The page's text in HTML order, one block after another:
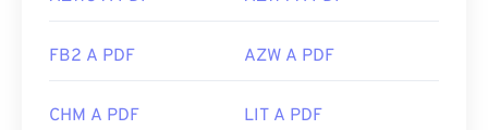
FB2 A PDF AZW A PDF
CHM A PDF LIT A PDF